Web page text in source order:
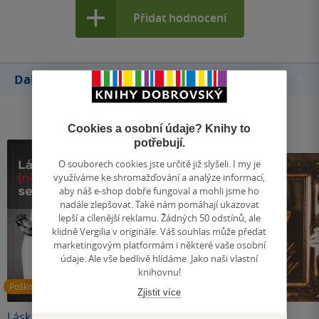
Přidat hodnocení
Další knihy autora
Poškozené Nedostupné
Cookies a osobní údaje? Knihy to
potřebují.
O souborech cookies jste určitě již slyšeli. I my je
využíváme ke shromažďování a analýze informací,
aby náš e-shop dobře fungoval a mohli jsme ho
nadále zlepšovat. Také nám pomáhají ukazovat
lepší a cílenější reklamu. Žádných 50 odstínů, ale
klidně Vergilia v originále. Váš souhlas může předat
marketingovým platformám i některé vaše osobní
údaje. Ale vše bedlivě hlídáme. Jako naši vlastní
knihovnu!
Zjistit více